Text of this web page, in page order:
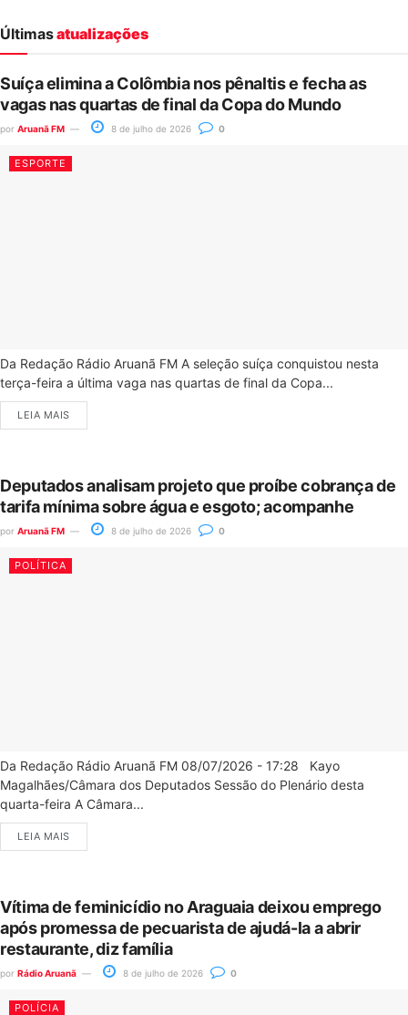
Últimasatualizações
Suíça elimina a Colômbia nos pênaltis e fecha as
vagas nas quartas de final da Copa do Mundo
por Aruanã FM 8 de julho de 2026 0
ESPORTE
Da Redação Rádio Aruanã FM A seleção suíça conquistou nesta
terça-feira a última vaga nas quartas de final da Copa...
LEIA MAIS
Deputados analisam projeto que proíbe cobrança de
tarifa mínima sobre água e esgoto; acompanhe
por Aruanã FM 8 de julho de 2026 0
POLÍTICA
Da Redação Rádio Aruanã FM 08/07/2026 - 17:28 Kayo
Magalhães/Câmara dos Deputados Sessão do Plenário desta
quarta-feira A Câmara...
LEIA MAIS
Vítima de feminicídio no Araguaia deixou emprego
após promessa de pecuarista de ajudá-la a abrir
restaurante, diz família
por Rádio Aruanã 8 de julho de 2026 0
POLÍCIA